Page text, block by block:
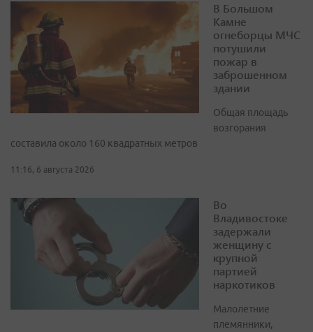
В Большом
Камне
огнеборцы МЧС
потушили
пожар в
заброшенном
здании
Общая площадь
возгорания
составила около 160 квадратных метров
11:16, 6 августа 2026
Во
Владивостоке
задержали
женщину с
крупной
партией
наркотиков
Малолетние
племянники,